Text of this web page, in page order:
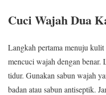
Cuci Wajah Dua
Langkah pertama menuju kulit
mencuci wajah dengan benar.
tidur. Gunakan sabun wajah
badan atau sabun antiseptik.